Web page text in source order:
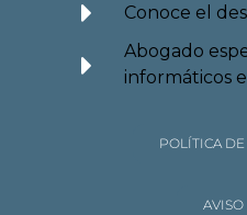
Conoce el
Abogado
informáticos
POLÍTICA
AVISO